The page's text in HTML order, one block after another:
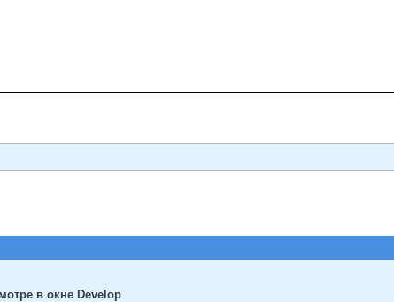
в окне Develop